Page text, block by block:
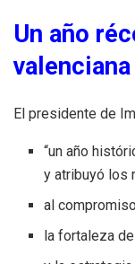
Un año
valenciana
El presidente de
“un año
y atribuyó los
al
la fortaleza